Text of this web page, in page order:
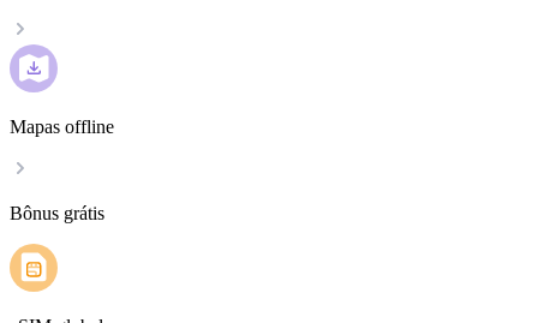
Mapas offline
Bônus grátis